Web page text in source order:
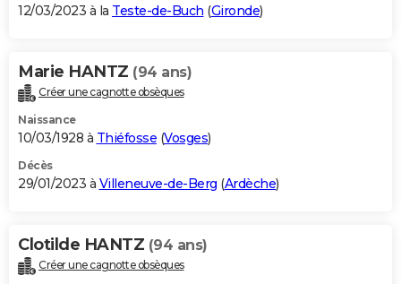
12/03/2023 à la Teste-de-Buch (Gironde)
Marie HANTZ (94 ans)
Créer une cagnotte obsèques
Naissance
10/03/1928 à Thiéfosse (Vosges)
Décès
29/01/2023 à Villeneuve-de-Berg (Ardèche)
Clotilde HANTZ (94 ans)
Créer une cagnotte obsèques